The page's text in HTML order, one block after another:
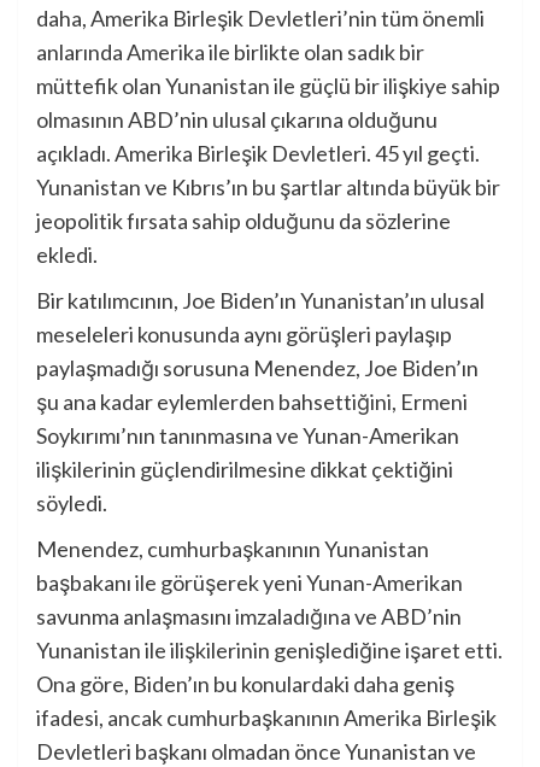
daha, Amerika Birleşik Devletleri’nin tüm önemli
anlarında Amerika ile birlikte olan sadık bir
müttefik olan Yunanistan ile güçlü bir ilişkiye sahip
olmasının ABD’nin ulusal çıkarına olduğunu
açıkladı. Amerika Birleşik Devletleri. 45 yıl geçti.
Yunanistan ve Kıbrıs’ın bu şartlar altında büyük bir
jeopolitik fırsata sahip olduğunu da sözlerine
ekledi.
Bir katılımcının, Joe Biden’ın Yunanistan’ın ulusal
meseleleri konusunda aynı görüşleri paylaşıp
paylaşmadığı sorusuna Menendez, Joe Biden’ın
şu ana kadar eylemlerden bahsettiğini, Ermeni
Soykırımı’nın tanınmasına ve Yunan-Amerikan
ilişkilerinin güçlendirilmesine dikkat çektiğini
söyledi.
Menendez, cumhurbaşkanının Yunanistan
başbakanı ile görüşerek yeni Yunan-Amerikan
savunma anlaşmasını imzaladığına ve ABD’nin
Yunanistan ile ilişkilerinin genişlediğine işaret etti.
Ona göre, Biden’ın bu konulardaki daha geniş
ifadesi, ancak cumhurbaşkanının Amerika Birleşik
Devletleri başkanı olmadan önce Yunanistan ve